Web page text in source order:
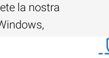
la nostra